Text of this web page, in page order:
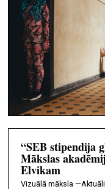
“SEB stipendija
Mākslas
Elvikam
vizuālā māksla —